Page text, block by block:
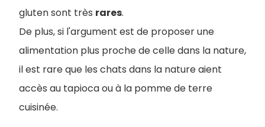
gluten sont très rares.
De plus, si l'argument est de proposer une
alimentation plus proche de celle dans la nature,
il est rare que les chats dans la nature aient
accès au tapioca ou à la pomme de terre
cuisinée.